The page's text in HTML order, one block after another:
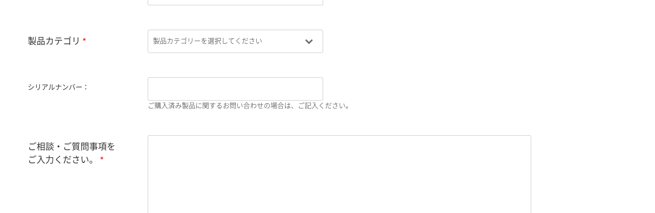
製品カテゴリ
シリアルナンバー：
ご購入済み製品に関するお問い合わせの場合は、ご記入ください。
ご相談・ご質問事項を
ご入力ください。